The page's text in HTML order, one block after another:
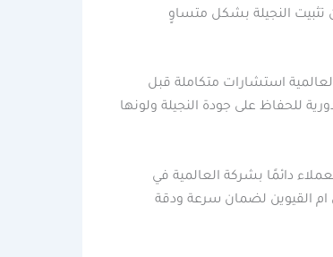
تثبيت النجيلة بشكل متساوٍ
استشارات متكاملة قبل
للحفاظ على جودة النجيلة ولونها
دائمًا بشركة العالمية في
ام القيوين لضمان سرعة ودقة